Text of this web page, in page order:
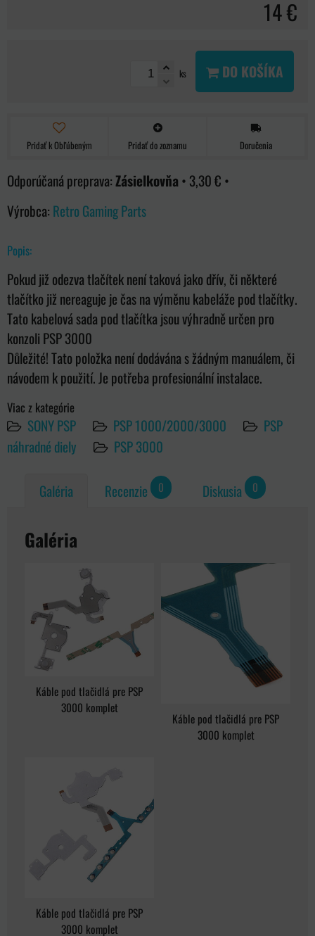
14 €
ks DO KOŠÍKA
Pridať k Obľúbeným Pridať do zoznamu Doručenia
Zásielkovňa • 3,30 € •
Výrobca: Retro Gaming Parts
Popis:
Pokud již odezva tlačítek není taková jako dřív, či některé
tlačítko již nereaguje je čas na výměnu kabeláže pod tlačítky.
Tato kabelová sada pod tlačítka jsou výhradně určen pro
konzoli PSP 3000
Důležité! Tato položka není dodávána s žádným manuálem, či
návodem k použití. Je potřeba profesionální instalace.
Viac z kategórie
SONY PSP PSP 1000/2000/3000
PSP
náhradné diely
PSP 3000
Galéria Recenzie 0 Diskusia 0
Galéria
Káble pod tlačidlá pre PSP
3000 komplet
Káble pod tlačidlá pre PSP
3000 komplet
Káble pod tlačidlá pre PSP
3000 komplet